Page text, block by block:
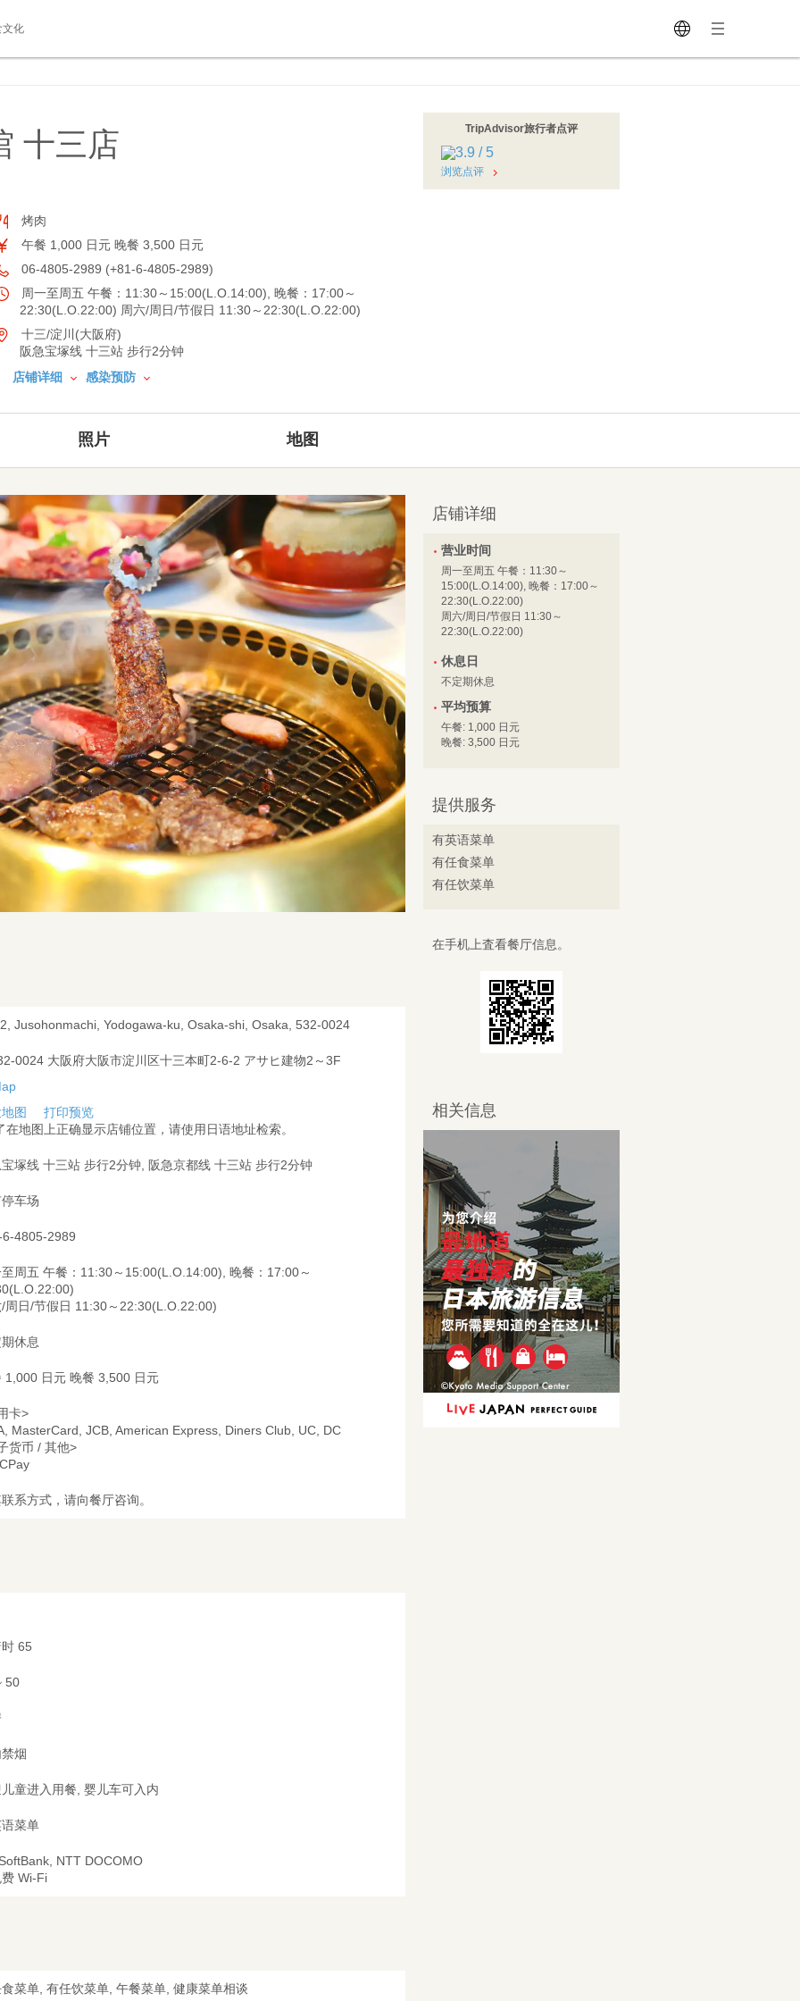
文化
十三店
烤肉
午餐 1,000 日元 晚餐 3,500 日元
06-4805-2989 (+81-6-4805-2989)
周一至周五 午餐：11:30～15:00(L.O.14:00), 晚餐：17:00～
22:30(L.O.22:00) 周六/周日/节假日 11:30～22:30(L.O.22:00)
十三/淀川(大阪府)
阪急宝塚线 十三站 步行2分钟
店铺详细
感染预防
TripAdvisor旅行者点评
浏览点评
照片 地图
Jusohonmachi, Yodogawa-ku, Osaka-shi, Osaka, 532-0024
0024 大阪府大阪市淀川区十三本町2-6-2 アサヒ建物2～3F
图
打印预览
在地图上正确显示店铺位置，请使用日语地址检索。
塚线 十三站 步行2分钟, 阪急京都线 十三站 步行2分钟
车场
6-4805-2989
周五 午餐：11:30～15:00(L.O.14:00), 晚餐：17:00～
周日/节假日 11:30～22:30(L.O.22:00)
休息
1,000 日元 晚餐 3,500 日元
卡>
MasterCard, JCB, American Express, Diners Club, UC, DC
货币 / 其他>
系方式，请向餐厅咨询。
65
50
烟
童进入用餐, 婴儿车可入内
菜单
NTT DOCOMO
Wi-Fi
菜单, 有任饮菜单, 午餐菜单, 健康菜单相谈
店铺详细
营业时间
周一至周五 午餐：11:30～
15:00(L.O.14:00), 晚餐：17:00～
22:30(L.O.22:00)
周六/周日/节假日 11:30～
22:30(L.O.22:00)
休息日
不定期休息
平均预算
午餐: 1,000 日元
晚餐: 3,500 日元
提供服务
有英语菜单
有任食菜单
有任饮菜单
在手机上査看餐厅信息。
相关信息